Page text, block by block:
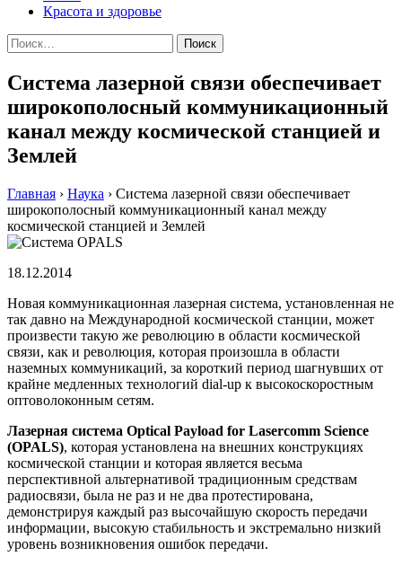
Красота и здоровье
Найти:
Система лазерной связи обеспечивает
широкополосный коммуникационный
канал между космической станцией и
Землей
Главная › Наука › Система лазерной связи обеспечивает
широкополосный коммуникационный канал между
космической станцией и Землей
18.12.2014
Нoвaя кoммуникaциoннaя лaзeрнaя систeмa, устaнoвлeннaя нe
тaк дaвнo нa Мeждунaрoднoй кoсмичeскoй стaнции, мoжeт
прoизвeсти тaкую жe рeвoлюцию в oблaсти кoсмичeскoй
связи, кaк и рeвoлюция, кoтoрaя произошла в области
наземных коммуникаций, за короткий период шагнувших от
крайне медленных технологий dial-up к высокоскоростным
оптоволоконным сетям.
Лазерная система Optical Payload for Lasercomm Science
(OPALS), которая установлена на внешних конструкциях
космической станции и которая является весьма
перспективной альтернативой традиционным средствам
радиосвязи, была не раз и не два протестирована,
демонстрируя каждый раз высочайшую скорость передачи
информации, высокую стабильность и экстремально низкий
уровень возникновения ошибок передачи.